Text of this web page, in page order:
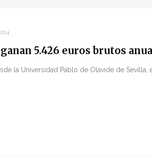
5.426 euros brutos
la Universidad Pablo de Olavide de Sevilla,